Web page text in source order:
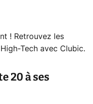
! Retrouvez les
Tech avec Clubic.
20 à ses